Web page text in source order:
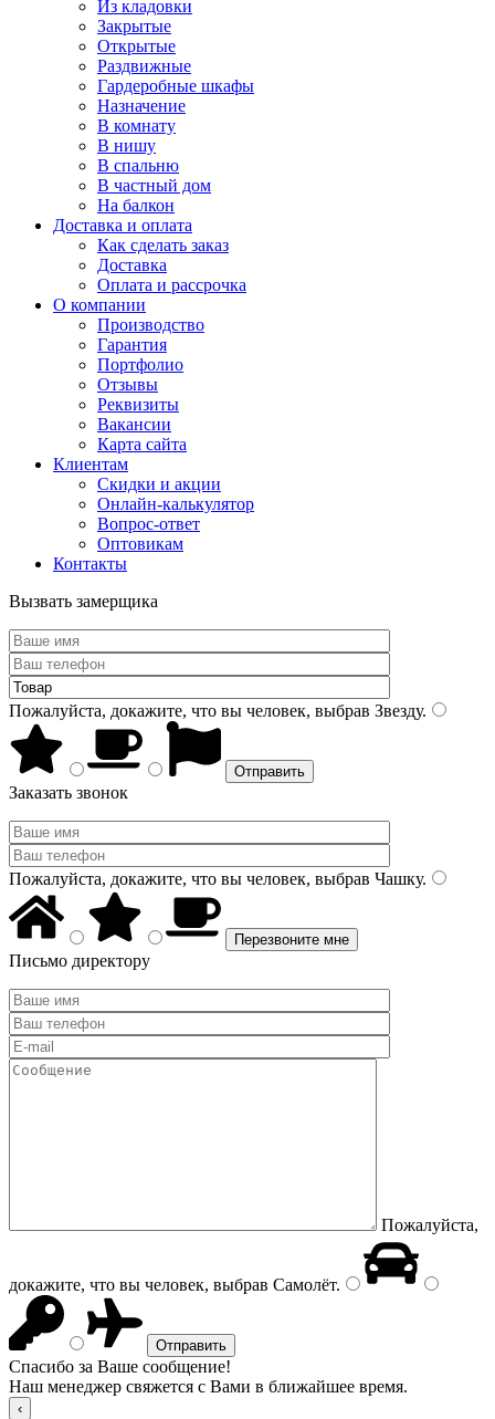
Из кладовки
Закрытые
Открытые
Раздвижные
Гардеробные шкафы
Назначение
В комнату
В нишу
В спальню
В частный дом
На балкон
Доставка и оплата
Как сделать заказ
Доставка
Оплата и рассрочка
О компании
Производство
Гарантия
Портфолио
Отзывы
Реквизиты
Вакансии
Карта сайта
Клиентам
Скидки и акции
Онлайн-калькулятор
Вопрос-ответ
Оптовикам
Контакты
Вызвать замерщика
Пожалуйста, докажите, что вы человек, выбрав Звезду.
Заказать звонок
Пожалуйста, докажите, что вы человек, выбрав Чашку.
Письмо директору
Пожалуйста,
докажите, что вы человек, выбрав Самолёт.
Спасибо за Ваше сообщение!
Наш менеджер свяжется с Вами в ближайшее время.